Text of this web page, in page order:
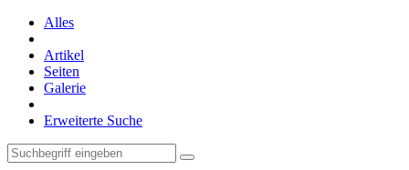
Alles
Artikel
Seiten
Galerie
Erweiterte Suche